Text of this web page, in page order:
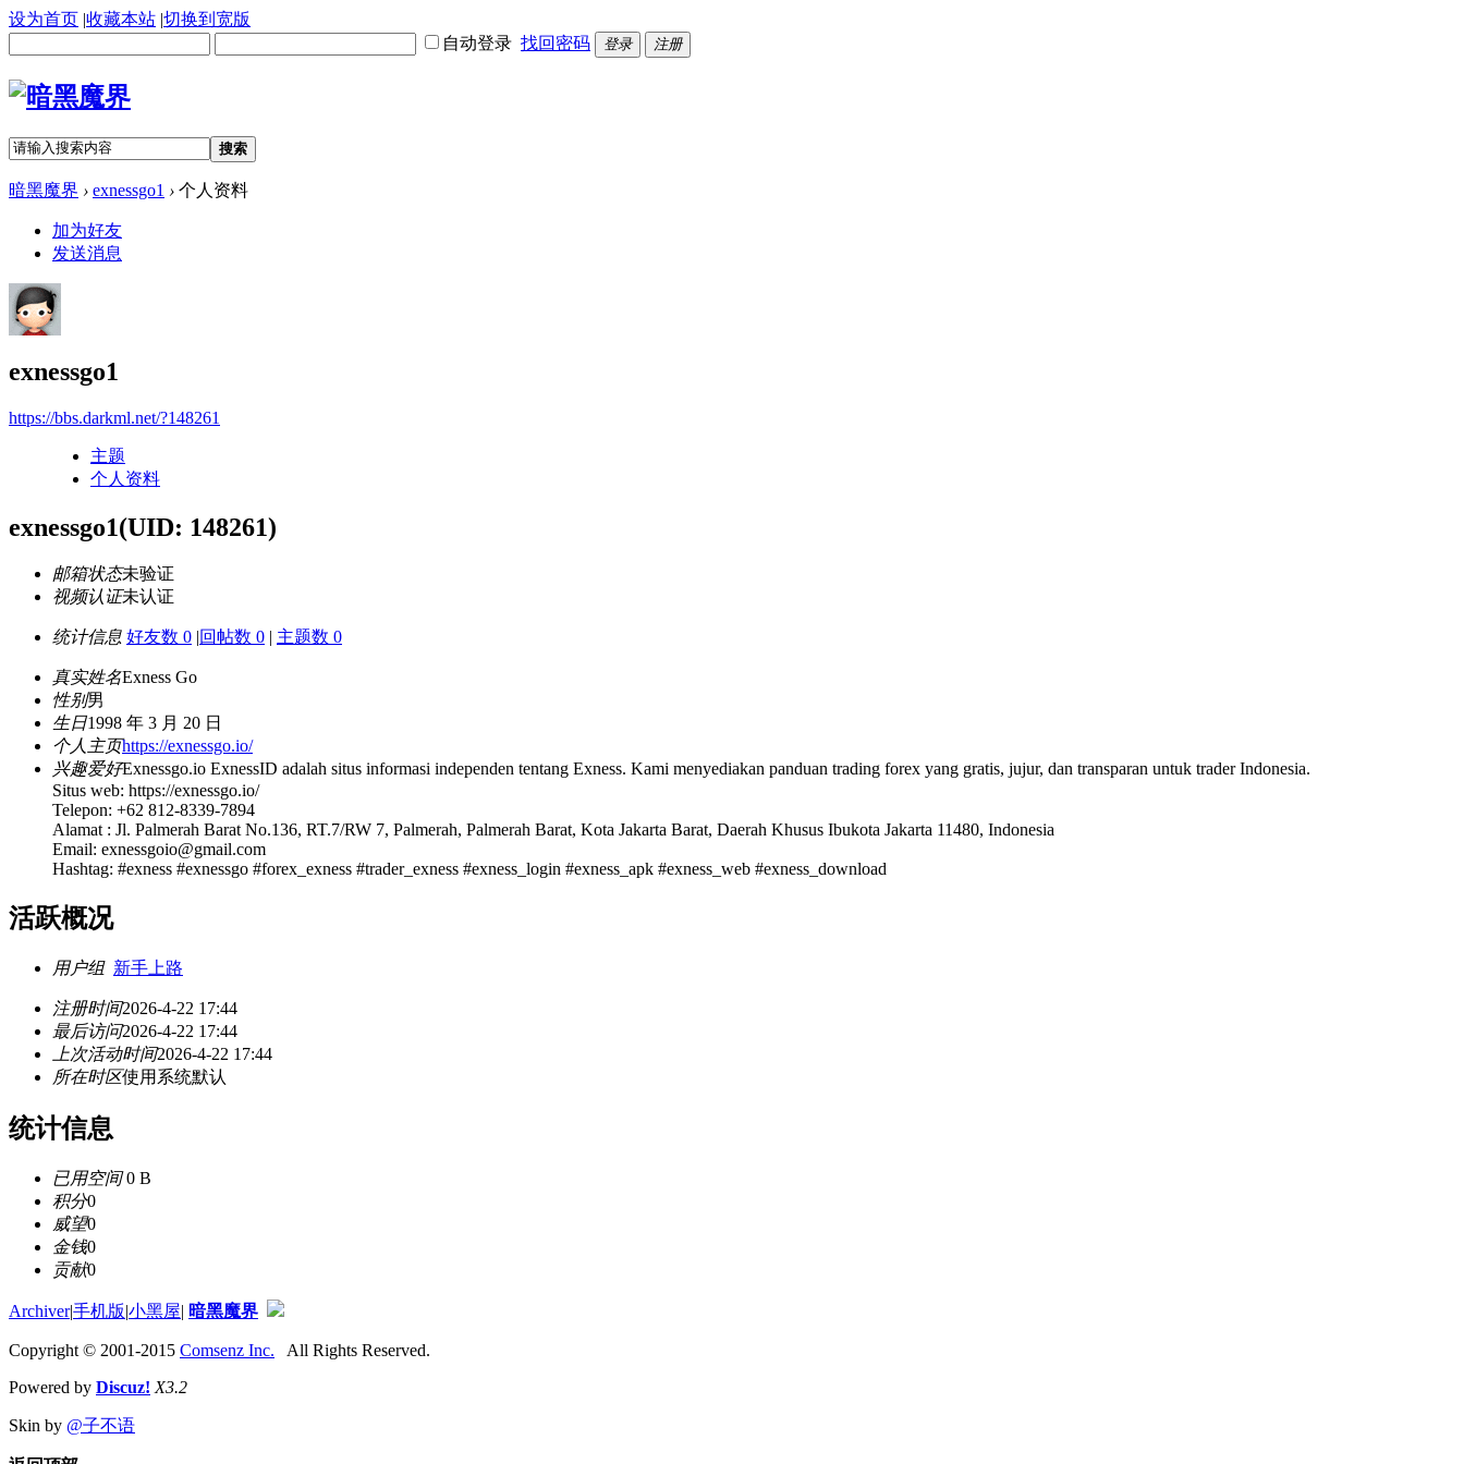
设为首页 |收藏本站 |切换到宽版
自动登录 找回密码 登录 注册
搜索
暗黑魔界 › exnessgo1 › 个人资料
加为好友
发送消息
exnessgo1
https://bbs.darkml.net/?148261
主题
个人资料
exnessgo1(UID: 148261)
邮箱状态未验证
视频认证未认证
统计信息 好友数 0 |回帖数 0 | 主题数 0
真实姓名Exness Go
性别男
生日1998 年 3 月 20 日
个人主页https://exnessgo.io/
兴趣爱好Exnessgo.io ExnessID adalah situs informasi independen tentang Exness. Kami menyediakan panduan trading forex yang gratis, jujur, dan transparan untuk trader Indonesia.
Situs web: https://exnessgo.io/
Telepon: +62 812-8339-7894
Alamat : Jl. Palmerah Barat No.136, RT.7/RW 7, Palmerah, Palmerah Barat, Kota Jakarta Barat, Daerah Khusus Ibukota Jakarta 11480, Indonesia
Email: exnessgoio@gmail.com
Hashtag: #exness #exnessgo #forex_exness #trader_exness #exness_login #exness_apk #exness_web #exness_download
活跃概况
用户组 新手上路
注册时间2026-4-22 17:44
最后访问2026-4-22 17:44
上次活动时间2026-4-22 17:44
所在时区使用系统默认
统计信息
已用空间0 B
积分0
威望0
金钱0
贡献0
Archiver|手机版|小黑屋| 暗黑魔界
Copyright © 2001-2015 Comsenz Inc. All Rights Reserved.
Powered by Discuz! X3.2
Skin by @子不语